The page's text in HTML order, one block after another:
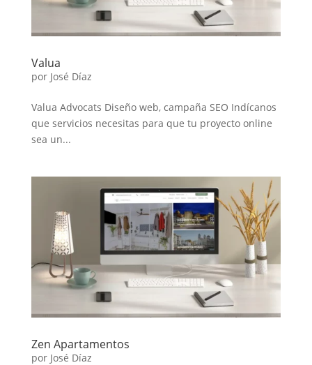
Valua
por José Díaz
Valua Advocats Diseño web, campaña SEO Indícanos
que servicios necesitas para que tu proyecto online
sea un...
Zen Apartamentos
por José Díaz